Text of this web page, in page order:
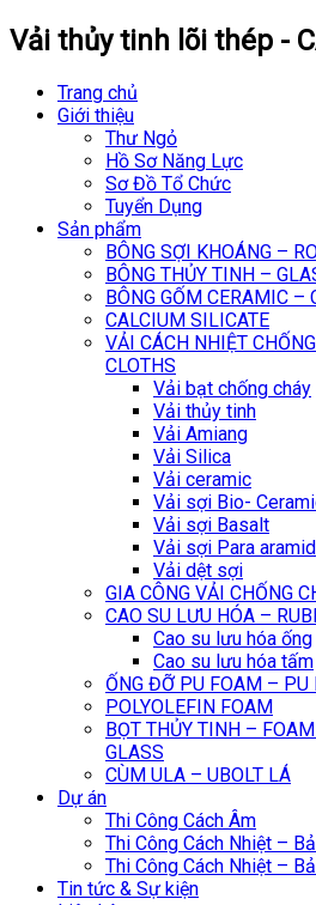
Vải thủy tinh lõi thép -
Trang chủ
Giới thiệu
Thư Ngỏ
Hồ Sơ Năng Lực
Sơ Đồ Tổ Chức
Tuyển Dụng
Sản phẩm
BÔNG SỢI KHOÁNG –
BÔNG THỦY TINH –
BÔNG GỐM CERAMIC –
CALCIUM SILICATE
VẢI CÁCH NHIỆT
CLOTHS
Vải bạt chống cháy
Vải thủy tinh
Vải Amiang
Vải Silica
Vải ceramic
Vải sợi Bio-
Vải sợi Basalt
Vải sợi Para aramid
Vải dệt sợi
GIA CÔNG VẢI CHỐNG
CAO SU LƯU HÓA –
Cao su lưu hóa ống
Cao su lưu hóa tấm
ỐNG ĐỠ PU FOAM – PU
POLYOLEFIN FOAM
BỌT THỦY TINH –
GLASS
CÙM ULA – UBOLT LÁ
Dự án
Thi Công Cách Âm
Thi Công Cách Nhiệt –
Thi Công Cách Nhiệt –
Tin tức & Sự kiện